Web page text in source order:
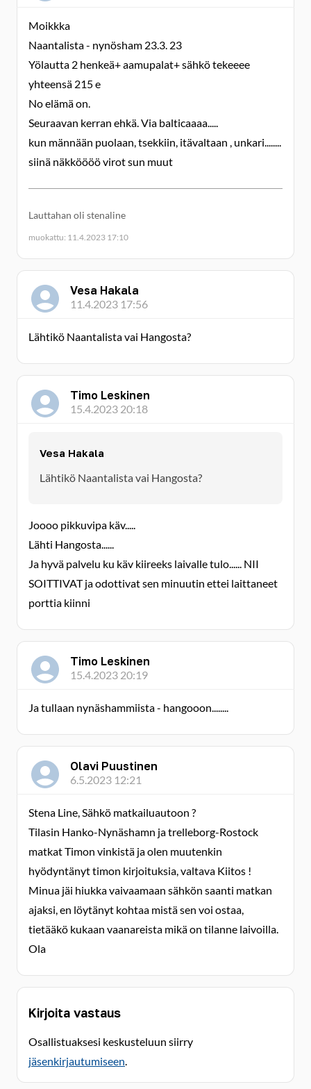
Moikkka
Naantalista - nynösham 23.3. 23
Yölautta 2 henkeä+ aamupalat+ sähkö tekeeee
yhteensä 215 e
No elämä on.
Seuraavan kerran ehkä. Via balticaaaa.....
kun männään puolaan, tsekkiin, itävaltaan , unkari........
siinä näkköööö virot sun muut
Lauttahan oli stenaline
muokattu: 11.4.2023 17:10
Vesa Hakala
11.4.2023 17:56
Lähtikö Naantalista vai Hangosta?
Timo Leskinen
15.4.2023 20:18
Vesa Hakala
Lähtikö Naantalista vai Hangosta?
Joooo pikkuvipa käv.....
Lähti Hangosta......
Ja hyvä palvelu ku käv kiireeks laivalle tulo...... NII
SOITTIVAT ja odottivat sen minuutin ettei laittaneet
porttia kiinni
Timo Leskinen
15.4.2023 20:19
Ja tullaan nynäshammiista - hangooon........
Olavi Puustinen
6.5.2023 12:21
Stena Line, Sähkö matkailuautoon ?
Tilasin Hanko-Nynäshamn ja trelleborg-Rostock
matkat Timon vinkistä ja olen muutenkin
hyödyntänyt timon kirjoituksia, valtava Kiitos !
Minua jäi hiukka vaivaamaan sähkön saanti matkan
ajaksi, en löytänyt kohtaa mistä sen voi ostaa,
tietääkö kukaan vaanareista mikä on tilanne laivoilla.
Ola
Kirjoita vastaus
Osallistuaksesi keskusteluun siirry
jäsenkirjautumiseen.